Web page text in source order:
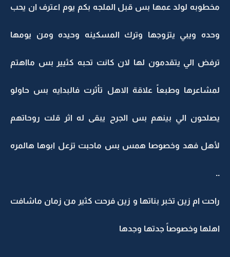
مخطوبه لولد عمها بس قبل الملجه بكم يوم اعترف ان يحب
وحده ويبي يتزوجها وترك المسكينه وحيده ومن يومها
ترفض الي يتقدمون لها لان كانت تحبه كثيير بس مااهتم
لمشاعرها وطبعاً علاقة الاهل تأثرت فالبدايه بس حاولو
يصلحون الي بينهم بس الجرح يبقى له اثر قلت روحاتهم
لأهل فهد وخصوصا همس بس ماحبت تزعل ابوها هالمره
..
راحت ام زين تخبر بناتها و زين فرحت كثير من زمان ماشافت
اهلها وخصوصاً جدتها وجدها